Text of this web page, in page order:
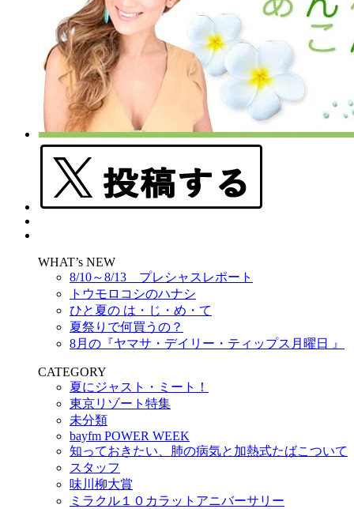
WHAT’s NEW
8/10～8/13 プレシャスレポート
トウモロコシのハナシ
ひと夏の は・じ・め・て
夏祭りで何買うの？
8月の『ヤマサ・デイリー・ティップス月曜日 』
CATEGORY
夏にジャスト・ミート！
東京リゾート特集
未分類
bayfm POWER WEEK
知っておきたい、肺の病気と加熱式たばこついて
スタッフ
味川柳大賞
ミラクル１０カラットアニバーサリー